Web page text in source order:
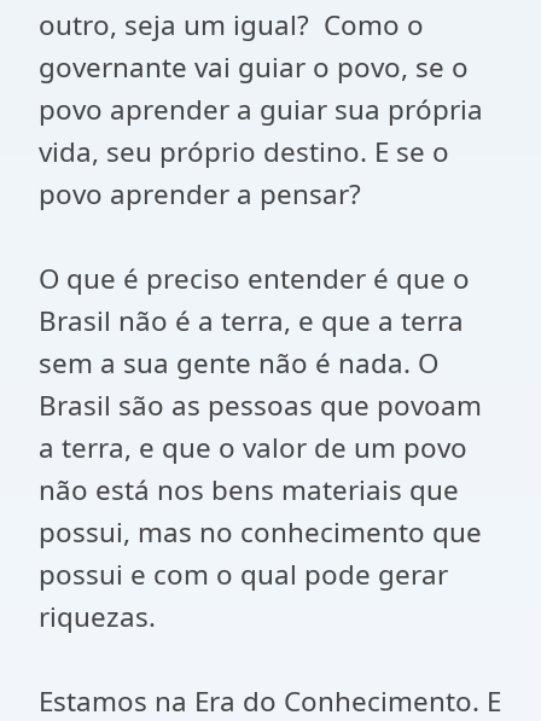
outro, seja um igual? Como o
governante vai guiar o povo, se o
povo aprender a guiar sua própria
vida, seu próprio destino. E se o
povo aprender a pensar?
O que é preciso entender é que o
Brasil não é a terra, e que a terra
sem a sua gente não é nada. O
Brasil são as pessoas que povoam
a terra, e que o valor de um povo
não está nos bens materiais que
possui, mas no conhecimento que
possui e com o qual pode gerar
riquezas.
Estamos na Era do Conhecimento. E